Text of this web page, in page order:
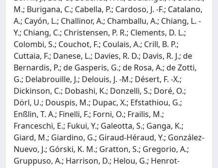
M.; Burigana, C.; Cabella, P.; Cardoso, J. -F.; Catalano,
A.; Cayón, L.; Challinor, A.; Chamballu, A.; Chiang, L. -
Y.; Chiang, C.; Christensen, P. R.; Clements, D. L.;
Colombi, S.; Couchot, F.; Coulais, A.; Crill, B. P.;
Cuttaia, F.; Danese, L.; Davies, R. D.; Davis, R. J.; de
Bernardis, P.; de Gasperis, G.; de Rosa, A.; de Zotti,
G.; Delabrouille, J.; Delouis, J. -M.; Désert, F. -X.;
Dickinson, C.; Dobashi, K.; Donzelli, S.; Doré, O.;
Dörl, U.; Douspis, M.; Dupac, X.; Efstathiou, G.;
Enßlin, T. A.; Finelli, F.; Forni, O.; Frailis, M.;
Franceschi, E.; Fukui, Y.; Galeotta, S.; Ganga, K.;
Giard, M.; Giardino, G.; Giraud-Héraud, Y.; González-
Nuevo, J.; Górski, K. M.; Gratton, S.; Gregorio, A.;
Gruppuso, A.; Harrison, D.; Helou, G.; Henrot-